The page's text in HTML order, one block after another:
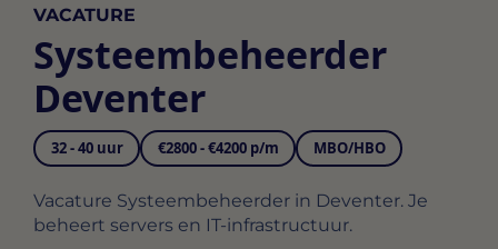
VACATURE
Systeembeheerder
Deventer
32 - 40 uur €2800 - €4200 p/m MBO/HBO
Vacature Systeembeheerder in Deventer. Je
beheert servers en IT-infrastructuur.